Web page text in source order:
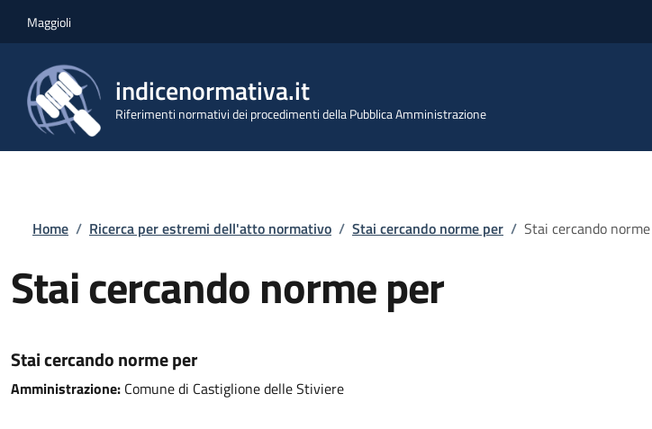
Maggioli
indicenormativa.it
Riferimenti normativi dei procedimenti della Pubblica Amministrazione
Briciole di pane
Home / Ricerca per estremi dell'atto normativo / Stai cercando norme per / Stai cercando
Stai cercando norme per
Stai cercando norme per
Amministrazione: Comune di Castiglione delle Stiviere